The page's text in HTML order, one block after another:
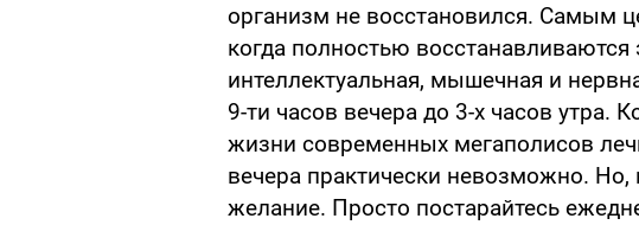
организм не восстановился. Самым
когда полностью
интеллектуальная, мышечная и
9-ти часов вечера до 3-х часов утра.
жизни современных мегаполисов
вечера практически невозможно. Но,
желание. Просто постарайтесь